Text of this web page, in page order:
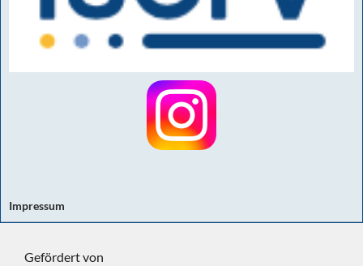
Impressum
Gefördert von